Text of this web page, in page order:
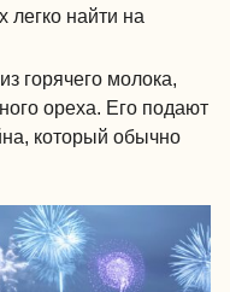
легко найти на
горячего молока,
ореха. Его подают
который обычно